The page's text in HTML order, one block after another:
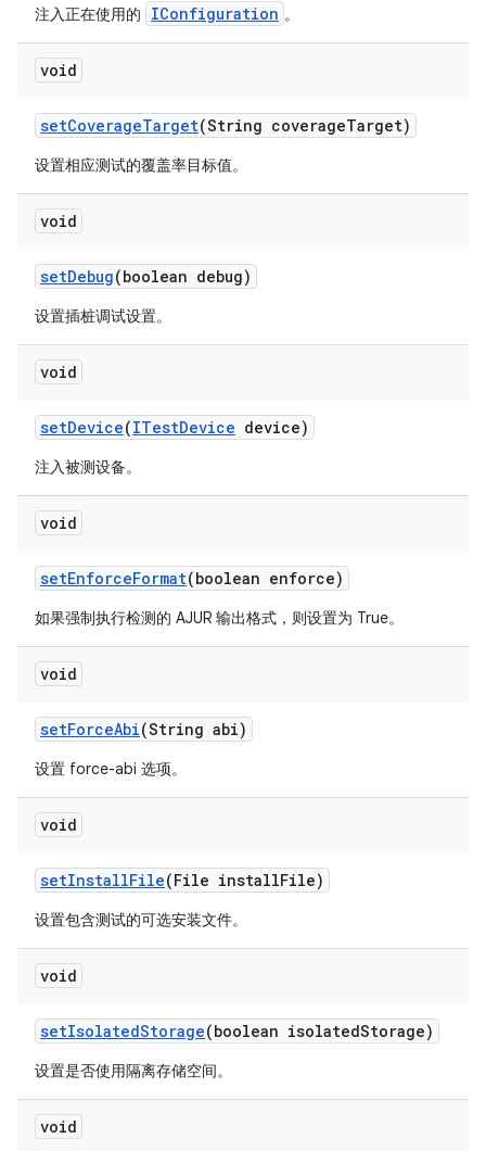
注入正在使用的 IConfiguration 。
void
setCoverageTarget(String coverageTarget)
设置相应测试的覆盖率目标值。
void
setDebug(boolean debug)
设置插桩调试设置。
void
setDevice(ITestDevice device)
注入被测设备。
void
setEnforceFormat(boolean enforce)
如果强制执行检测的 AJUR 输出格式，则设置为 True。
void
setForceAbi(String abi)
设置 force-abi 选项。
void
setInstallFile(File installFile)
设置包含测试的可选安装文件。
void
setIsolatedStorage(boolean isolatedStorage)
设置是否使用隔离存储空间。
void